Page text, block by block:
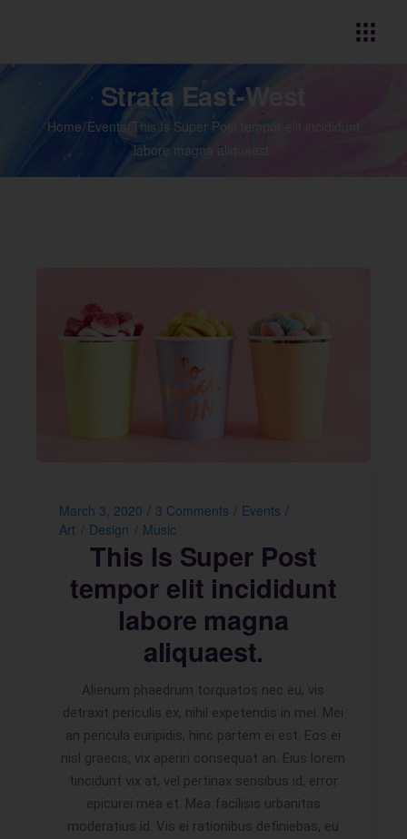
Strata East-West
Home Events This Is Super Post tempor elit incididunt
labore magna aliquaest.
March 3, 2020 3 Comments
Events
Art
Design Music
This Is Super Post
tempor elit incididunt
labore magna
aliquaest.
Alienum phaedrum torquatos nec eu, vis
detraxit periculis ex, nihil expetendis in mei. Mei
an pericula euripidis, hinc partem ei est. Eos ei
nisl graecis, vix aperiri consequat an. Eius lorem
tincidunt vix at, vel pertinax sensibus id, error
epicurei mea et. Mea facilisis urbanitas
moderatius id. Vis ei rationibus definiebas, eu